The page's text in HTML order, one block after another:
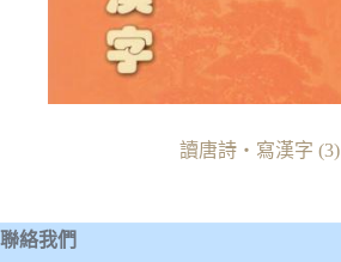
讀唐詩‧寫漢字(3)
聯絡我們